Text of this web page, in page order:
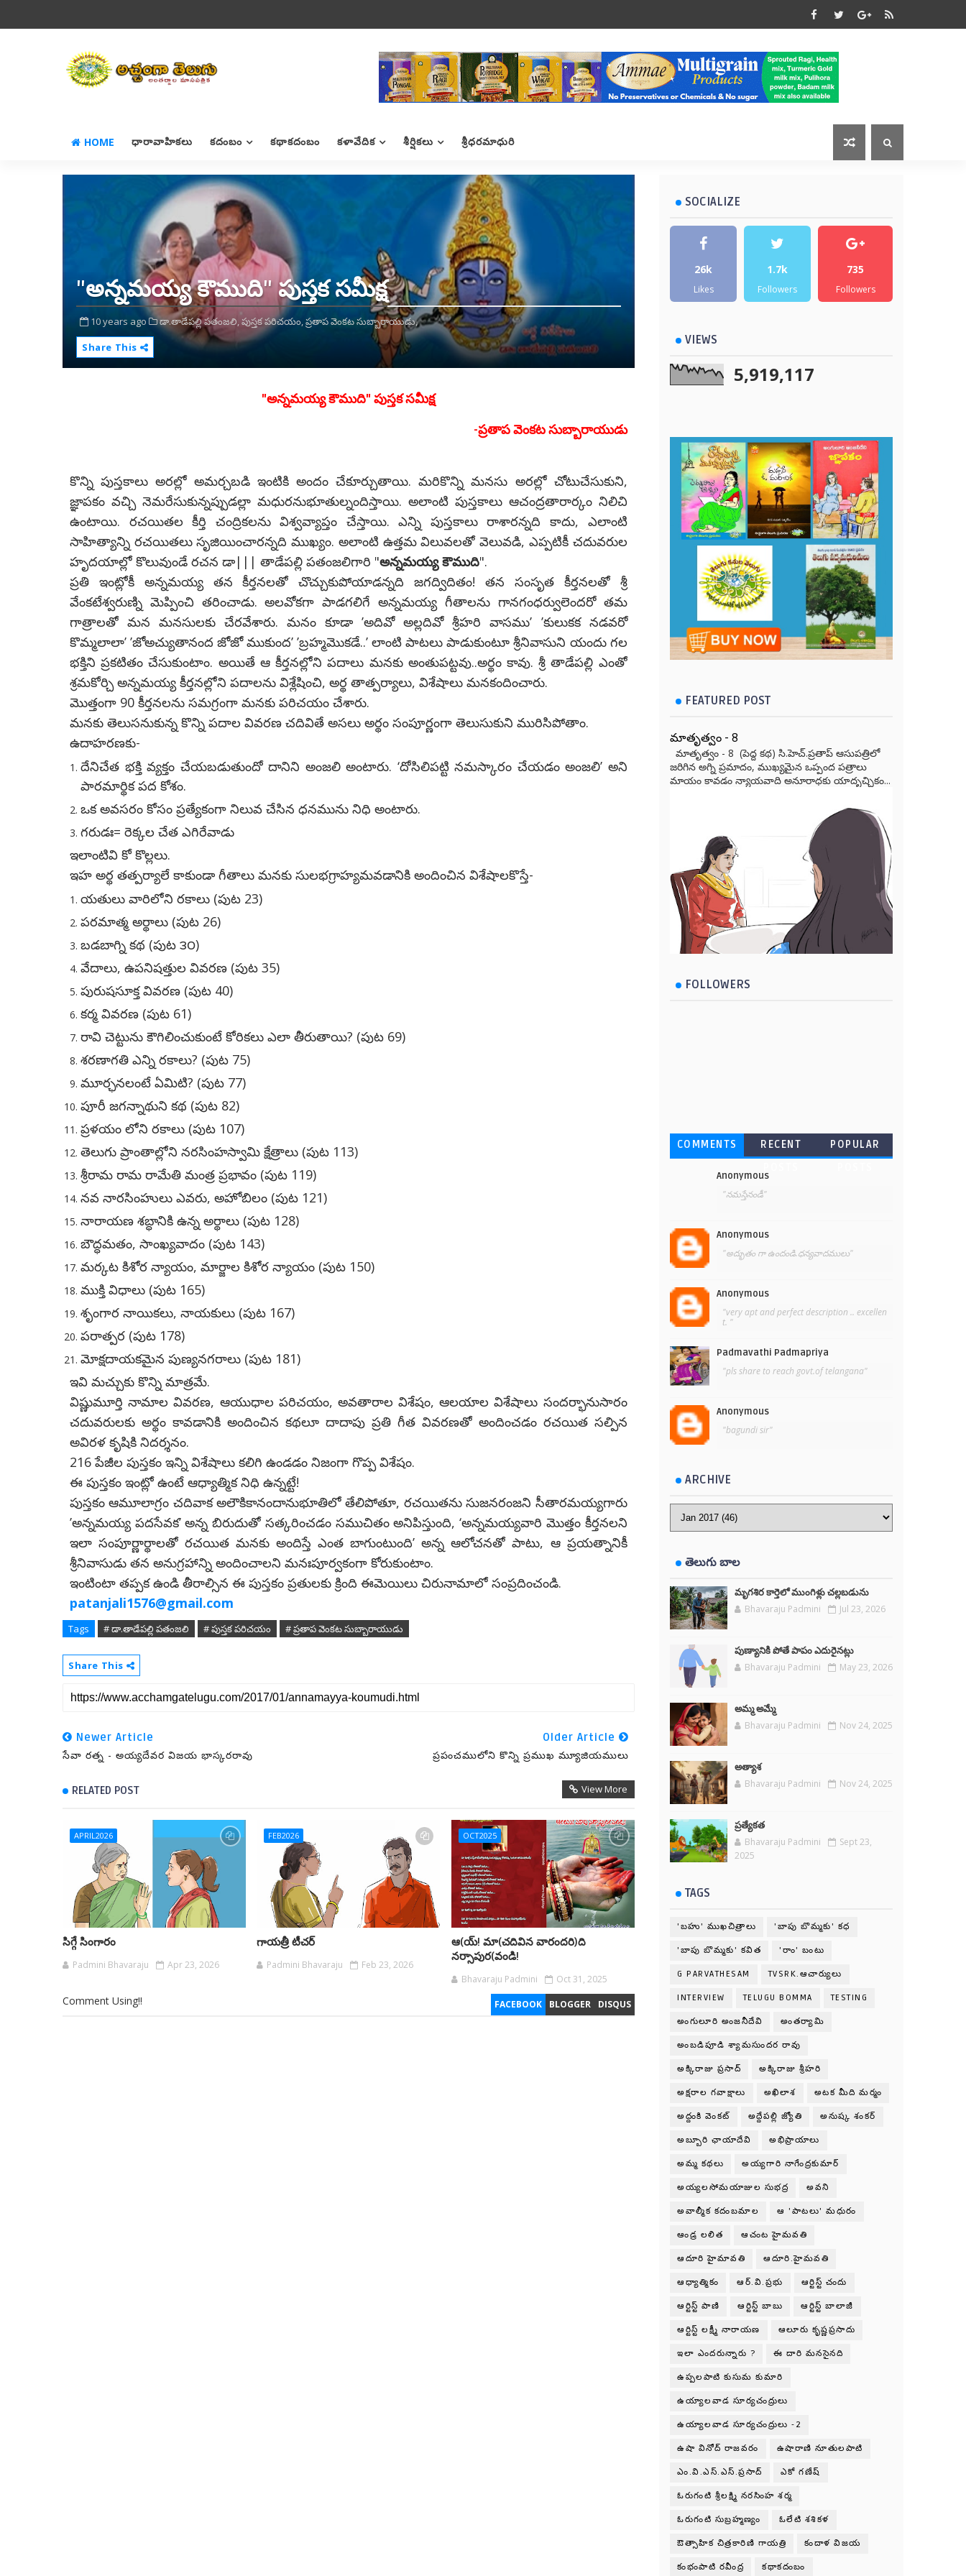
HOME ధారావాహికలు కదంబం కథాకదంబం కళావేదిక శీర్షికలు శ్రీధరమాధురి
"అన్నమయ్య కౌముది" పుస్తక సమీక్ష
10 years ago డా.తాడేపల్లి పతంజలి,పుస్తక పరిచయం,ప్రతాప వెంకట సుబ్బారాయుడు,
Share This
"అన్నమయ్య కౌముది" పుస్తక సమీక్ష
-ప్రతాప వెంకట సుబ్బారాయుడు
కొన్ని పుస్తకాలు అరల్లో అమర్చబడి ఇంటికి అందం చేకూర్చుతాయి. మరికొన్ని మనసు అరల్లో చోటుచేసుకుని,
జ్ఞాపకం వచ్చి నెమరేసుకున్నప్పుడల్లా మధురనుభూతుల్నందిస్తాయి. అలాంటి పుస్తకాలు ఆచంద్రతారార్కం నిలిచి
ఉంటాయి. రచయితల కీర్తి చంద్రికలను విశ్వవ్యాప్తం చేస్తాయి. ఎన్ని పుస్తకాలు రాశారన్నది కాదు, ఎలాంటి
సాహిత్యాన్ని రచయితలు సృజియించారన్నది ముఖ్యం. అలాంటి ఉత్తమ విలువలతో వెలువడి, ఎప్పటికీ చదువరుల
హృదయాల్లో కొలువుండే రచన డా||| తాడేపల్లి పతంజలిగారి "అన్నమయ్య కౌముది".
ప్రతి ఇంట్లోకీ అన్నమయ్య తన కీర్తనలతో చొచ్చుకుపోయాడన్నది జగద్విదితం! తన సంసృత కీర్తనలతో శ్రీ
వేంకటేశ్వరుణ్ని మెప్పించి తరించాడు. అలవోకగా పాడగలిగే అన్నమయ్య గీతాలను గానగంధర్వులెందరో తమ
గాత్రాలతో మన మనసులకు చేరవేశారు. మనం కూడా ’అదివో అల్లదివో శ్రీహరి వాసము’ ’కులుకక నడవరో
కొమ్మలాలా’ ’జోఅచ్యుతానంద జోజో ముకుంద’ ’బ్రహ్మమొకడే..’ లాంటి పాటలు పాడుకుంటూ శ్రీనివాసుని యందు గల
భక్తిని ప్రకటితం చేసుకుంటాం. అయితే ఆ కీర్తనల్లోని పదాలు మనకు అంతుపట్టవు..అర్థం కావు. శ్రీ తాడేపల్లి ఎంతో
శ్రమకోర్చి అన్నమయ్య కీర్తనల్లోని పదాలను విశ్లేషించి, అర్థ తాత్పర్యాలు, విశేషాలు మనకందించారు.
మొత్తంగా 90 కీర్తనలను సమగ్రంగా మనకు పరిచయం చేశారు.
మనకు తెలుసనుకున్న కొన్ని పదాల వివరణ చదివితే అసలు అర్థం సంపూర్ణంగా తెలుసుకుని మురిసిపోతాం.
ఉదాహరణకు-
దేనిచేత భక్తి వ్యక్తం చేయబడుతుందో దానిని అంజలి అంటారు. ‘దోసిలిపట్టి నమస్కారం చేయడం అంజలి’ అని
పారమార్థిక పద కోశం.
ఒక అవసరం కోసం ప్రత్యేకంగా నిలువ చేసిన ధనమును నిధి అంటారు.
గరుడః= రెక్కల చేత ఎగిరేవాడు
ఇలాంటివి కో కొల్లలు.
ఇహ అర్థ తత్పర్యాలే కాకుండా గీతాలు మనకు సులభగ్రాహ్యమవడానికి అందించిన విశేషాలకొస్తే-
యతులు వారిలోని రకాలు (పుట 23)
పరమాత్మ అర్థాలు (పుట 26)
బడబాగ్ని కథ (పుట ౩౦)
వేదాలు, ఉపనిషత్తుల వివరణ (పుట 35)
పురుషసూక్త వివరణ (పుట 40)
కర్మ వివరణ (పుట 61)
రావి చెట్టును కౌగిలించుకుంటే కోరికలు ఎలా తీరుతాయి? (పుట 69)
శరణాగతి ఎన్ని రకాలు? (పుట 75)
మూర్ఛనలంటే ఏమిటి? (పుట 77)
పూరీ జగన్నాథుని కథ (పుట 82)
ప్రళయం లోని రకాలు (పుట 107)
తెలుగు ప్రాంతాల్లోని నరసింహస్వామి క్షేత్రాలు (పుట 113)
శ్రీరామ రామ రామేతి మంత్ర ప్రభావం (పుట 119)
నవ నారసింహులు ఎవరు, అహోబిలం (పుట 121)
నారాయణ శబ్ధానికి ఉన్న అర్థాలు (పుట 128)
బౌద్ధమతం, సాంఖ్యవాదం (పుట 143)
మర్కట కిశోర న్యాయం, మార్జాల కిశోర న్యాయం (పుట 150)
ముక్తి విధాలు (పుట 165)
శృంగార నాయికలు, నాయకులు (పుట 167)
పరాత్పర (పుట 178)
మోక్షదాయకమైన పుణ్యనగరాలు (పుట 181)
ఇవి మచ్చుకు కొన్ని మాత్రమే.
విష్ణుమూర్తి నామాల వివరణ, ఆయుధాల పరిచయం, అవతారాల విశేషం, ఆలయాల విశేషాలు సందర్భానుసారం
చదువరులకు అర్థం కావడానికి అందించిన కథలూ దాదాపు ప్రతి గీత వివరణతో అందించడం రచయిత సల్పిన
అవిరళ కృషికి నిదర్శనం.
216 పేజీల పుస్తకం ఇన్ని విశేషాలు కలిగి ఉండడం నిజంగా గొప్ప విశేషం.
ఈ పుస్తకం ఇంట్లో ఉంటే ఆధ్యాత్మిక నిధి ఉన్నట్టే!
పుస్తకం ఆమూలాగ్రం చదివాక అలౌకికానందానుభూతిలో తేలిపోతూ, రచయితను సుజనరంజని సీతారమయ్యగారు
’అన్నమయ్య పదసేవక’ అన్న బిరుదుతో సత్కరించడం సముచితం అనిపిస్తుంది, ‘అన్నమయ్యవారి మొత్తం కీర్తనలని
ఇలా సంపూర్ణార్థాలతో రచయిత మనకు అందిస్తే ఎంత బాగుంటుంది’ అన్న ఆలోచనతో పాటు, ఆ ప్రయత్నానికీ
శ్రీనివాసుడు తన అనుగ్రహాన్ని అందించాలని మనఃపూర్వకంగా కోరుకుంటాం.
ఇంటింటా తప్పక ఉండి తీరాల్సిన ఈ పుస్తకం ప్రతులకు క్రింది ఈమెయిలు చిరునామాలో సంప్రదించండి.
patanjali1576@gmail.com
Tags # డా.తాడేపల్లి పతంజలి # పుస్తక పరిచయం # ప్రతాప వెంకట సుబ్బారాయుడు
Share This
Newer Article
సేవా రత్న - అయ్యదేవర విజయ భాస్కరరావు
Older Article
ప్రపంచములోని కొన్ని ప్రముఖ మ్యూజియములు
RELATED POST View More
APRIL2026
సిగ్గే సింగారం
Padmini Bhavaraju Apr 23, 2026
FEB2026
గాయత్రీ టీచర్
Padmini Bhavaraju Feb 23, 2026
OCT2025
ఆ(య్! మా(చదివిన వారందరి)ది
నర్సాపుర(వండి!
Bhavaraju Padmini Oct 31, 2025
FACEBOOK BLOGGER DISQUS
Comment Using!!
SOCIALIZE
26k
Likes
1.7k
Followers
735
Followers
VIEWS
5,919,117
FEATURED POST
మాతృత్వం - 8
మాతృత్వం - 8 (పెద్ద కథ) సి.హెచ్.ప్రతాప్ ఆసుపత్రిలో
జరిగిన అగ్ని ప్రమాదం, ముఖ్యమైన ఒప్పంద పత్రాలు
మాయం కావడం న్యాయవాది అనూరాధకు యాదృచ్ఛికం...
FOLLOWERS
COMMENTS
RECENT
POPULAR
Anonymous
"నమస్తేనండీ"
Anonymous
"అద్భుతం గా ఉందండి.ధన్యవాదములు"
Anonymous
"very apt and perfect description .. excellen
t. "
Padmavathi Padmapriya
"pls share to reach govt.of telangana"
Anonymous
"bagundi sir"
ARCHIVE
తెలుగు బాల
మృగశిర కార్తెలో ముంగిళ్లు చల్లబడును
Bhavaraju Padmini Jul 23, 2026
పుణ్యానికి పోతే పాపం ఎదురైనట్లు
Bhavaraju Padmini May 23, 2026
అమ్మ అమ్మే
Bhavaraju Padmini Nov 24, 2025
అత్యాశ
Bhavaraju Padmini Nov 24, 2025
ప్రత్యేకత
Bhavaraju Padmini
Sept 23,
2025
TAGS
'బహు' ముఖచిత్రాలు 'బాపు బొమ్మకు' కధ
'బాపు బొమ్మకు' కవిత 'రాం' బంటు
G PARVATHESAM TVSRK.ఆచార్యులు
INTERVIEW TELUGU BOMMA TESTING
అంగులూరి అంజనీదేవి అంతర్యామి
అంబడిపూడి శ్యామసుందర రావు
అక్కిరాజు ప్రసాద్ అక్కిరాజు శ్రీహరి
అక్షరాల గవాక్షాలు అఖిలాశ అటక మీది మర్మం
అద్దంకి వెంకట్ అద్దేపల్లి జ్యోతి అనుష్క శంకర్
అబ్బూరి ఛాయాదేవి అభిప్రాయాలు
అమ్మ కథలు అయ్యగారి నాగేంద్రకుమార్
అయ్యలసోమయాజుల సుభద్ర అవని
అవాల్మీక కదంబమాల ఆ 'పాటలు' మధురం
ఆండ్ర లలిత ఆచంట హైమవతి
ఆదూరి హైమావతి ఆదూరి.హైమవతి
ఆధ్యాత్మికం ఆర్.వి.ప్రభు ఆర్టిస్ట్ చందు
ఆర్టిస్ట్ పాణి ఆర్టిస్ట్ బాబు ఆర్టిస్ట్ బాలాజీ
ఆర్టిస్ట్ లక్ష్మీ నారాయణ ఆలూరు కృష్ణప్రసాదు
ఇలా ఎందరున్నారు ? ఈ దారి మనసైనది
ఉప్పలపాటి కుసుమ కుమారి
ఉయ్యాలవాడ సూర్యచంద్రులు
ఉయ్యాలవాడ సూర్యచంద్రులు -2
ఉషా వినోద్ రాజవరం ఉషారాణి నూతులపాటి
ఎం.వి.ఎస్.ఎస్.ప్రసాద్ ఎకో గణేష్
ఓరుగంటి శ్రీలక్ష్మి నరసింహ శర్మ
ఓరుగంటి సుబ్రహ్మణ్యం ఓలేటి శశికళ
ఔత్సాహిక చిత్రకారిణి గాయత్రి కందాళ విజయ
కంభంపాటి రవీంద్ర కథాకదంబం